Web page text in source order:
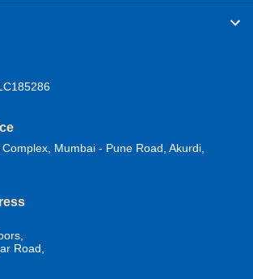
Mumbai - Pune Road, Akurdi,
Road,